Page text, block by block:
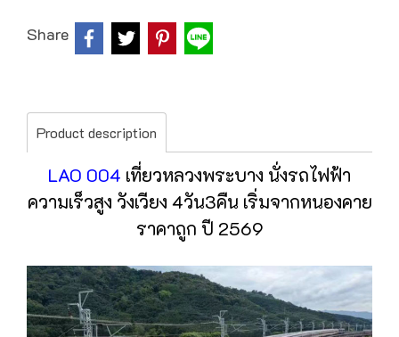
Share
Product description
LAO 004 เที่ยวหลวงพระบาง นั่งรถไฟฟ้า
ความเร็วสูง วังเวียง 4วัน3คืน เริ่มจากหนองคาย
ราคาถูก ปี 2569